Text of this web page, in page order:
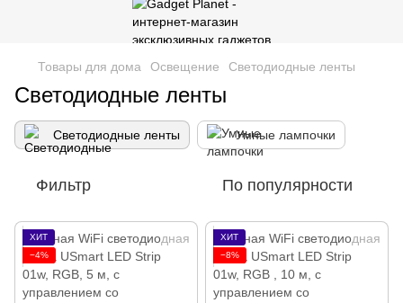
Товары для дома Освещение Светодиодные ленты
Светодиодные ленты
Светодиодные ленты Умные лампочки
Фильтр По популярности
ХИТ
−4%
ХИТ
−8%